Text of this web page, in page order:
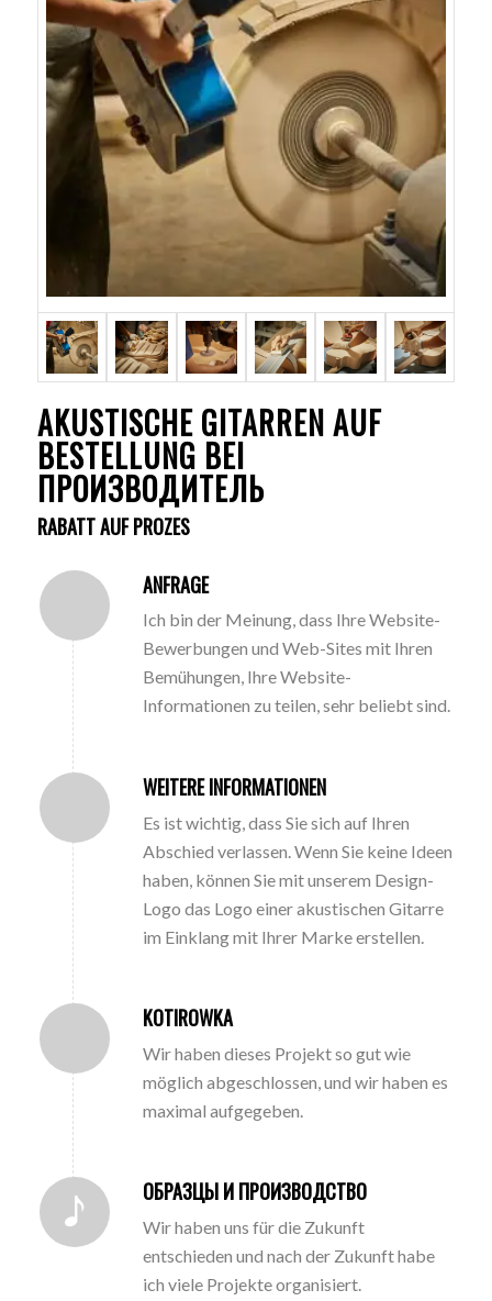
AKUSTISCHE GITARREN AUF
BESTELLUNG BEI
ПРОИЗВОДИТЕЛЬ
RABATT AUF PROZES
ANFRAGE
Ich bin der Meinung, dass Ihre Website-
Bewerbungen und Web-Sites mit Ihren
Bemühungen, Ihre Website-
Informationen zu teilen, sehr beliebt sind.
WEITERE INFORMATIONEN
Es ist wichtig, dass Sie sich auf Ihren
Abschied verlassen. Wenn Sie keine Ideen
haben, können Sie mit unserem Design-
Logo das Logo einer akustischen Gitarre
im Einklang mit Ihrer Marke erstellen.
KOTIROWKA
Wir haben dieses Projekt so gut wie
möglich abgeschlossen, und wir haben es
maximal aufgegeben.
ОБРАЗЦЫ И ПРОИЗВОДСТВО
Wir haben uns für die Zukunft
entschieden und nach der Zukunft habe
ich viele Projekte organisiert.